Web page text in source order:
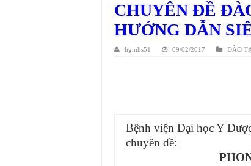
CHUYÊN ĐỀ
HƯỚNG DẪN
hgmhs51 09/02/2017 ĐÀO
Bệnh viện Đại học Y
chuyên đề: